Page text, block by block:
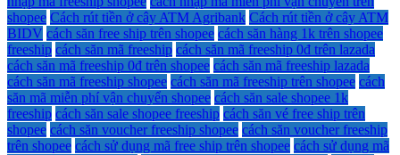
shopee Cách rút tiền ở cây ATM Agribank Cách rút tiền ở cây ATM
BIDV cách săn free ship trên shopee cách săn hàng 1k trên shopee
freeship cách săn mã freeship cách săn mã freeship 0đ trên lazada
cách săn mã freeship 0đ trên shopee cách săn mã freeship lazada
cách săn mã freeship shopee cách săn mã freeship trên shopee cách
săn mã miễn phí vận chuyển shopee cách săn sale shopee 1k
freeship cách săn sale shopee freeship cách săn vé free ship trên
shopee cách săn voucher freeship shopee cách săn voucher freeship
trên shopee cách sử dụng mã free ship trên shopee cách sử dụng mã